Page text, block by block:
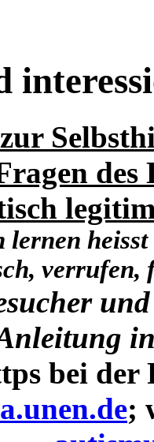
lernen
verrufen,
bei der
;